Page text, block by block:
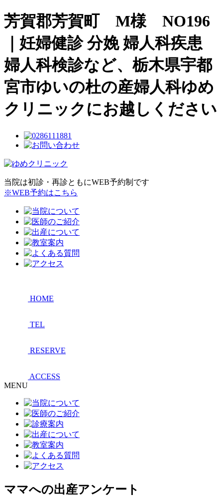
芳賀郡芳賀町 M様 NO196
｜妊婦健診 分娩 婦人科疾患
婦人科検診など、栃木県宇都
宮市ゆいの杜の産婦人科ゆめ
クリニックにお越しください
当院は初診・再診ともにWEB予約制です
※WEB予約はこちら
HOME
TEL
RESERVE
ACCESS
MENU
ママへの出産アンケート